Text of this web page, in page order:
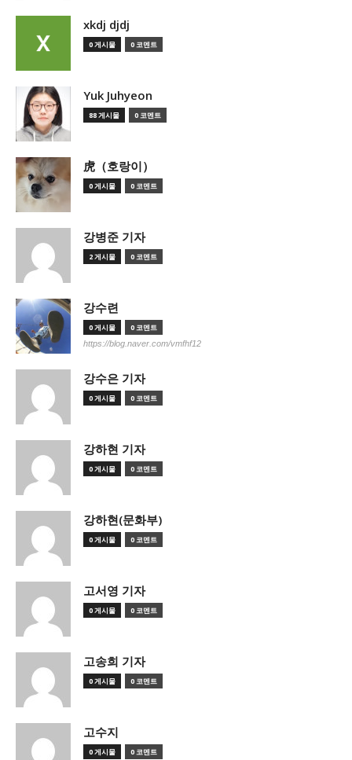
xkdj djdj
0 게시물 0 코멘트
Yuk Juhyeon
88 게시물 0 코멘트
虎（호랑이）
0 게시물 0 코멘트
강병준 기자
2 게시물 0 코멘트
강수련
0 게시물 0 코멘트
https://blog.naver.com/vmfhf12
강수은 기자
0 게시물 0 코멘트
강하현 기자
0 게시물 0 코멘트
강하현(문화부)
0 게시물 0 코멘트
고서영 기자
0 게시물 0 코멘트
고송희 기자
0 게시물 0 코멘트
고수지
0 게시물 0 코멘트